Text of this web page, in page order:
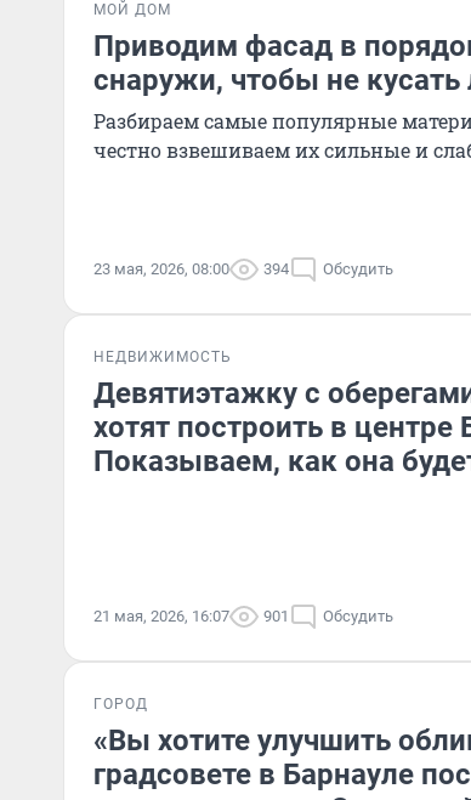
МОЙ ДОМ
Приводим фасад в
снаружи, чтобы не кусать
Разбираем самые популярные
честно взвешиваем их сильные и
23 мая, 2026, 08:00 394 Обсудить
НЕДВИЖИМОСТЬ
Девятиэтажку с
хотят построить в центре
Показываем, как она
21 мая, 2026, 16:07 901 Обсудить
ГОРОД
«Вы хотите улучшить
градсовете в Барнауле